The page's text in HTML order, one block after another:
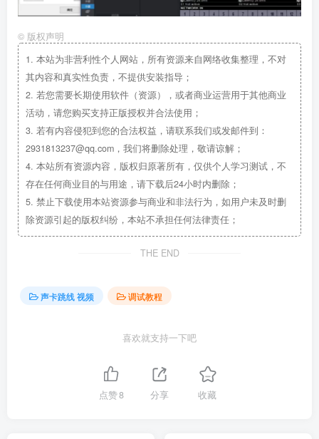
© 版权声明
1. 本站为非营利性个人网站，所有资源来自网络收集整理，不对
其内容和真实性负责，不提供安装指导；
2. 若您需要长期使用软件（资源），或者商业运营用于其他商业
活动，请您购买支持正版授权并合法使用；
3. 若有内容侵犯到您的合法权益，请联系我们或发邮件到：
2931813237@qq.com，我们将删除处理，敬请谅解；
4. 本站所有资源内容，版权归原著所有，仅供个人学习测试，不
存在任何商业目的与用途，请下载后24小时内删除；
5. 禁止下载使用本站资源参与商业和非法行为，如用户未及时删
除资源引起的版权纠纷，本站不承担任何法律责任；
THE END
声卡跳线 视频 调试教程
喜欢就支持一下吧
点赞8 分享 收藏